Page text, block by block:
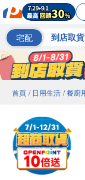
宅配 到店取貨
首頁 / 日用生活 / 餐廚